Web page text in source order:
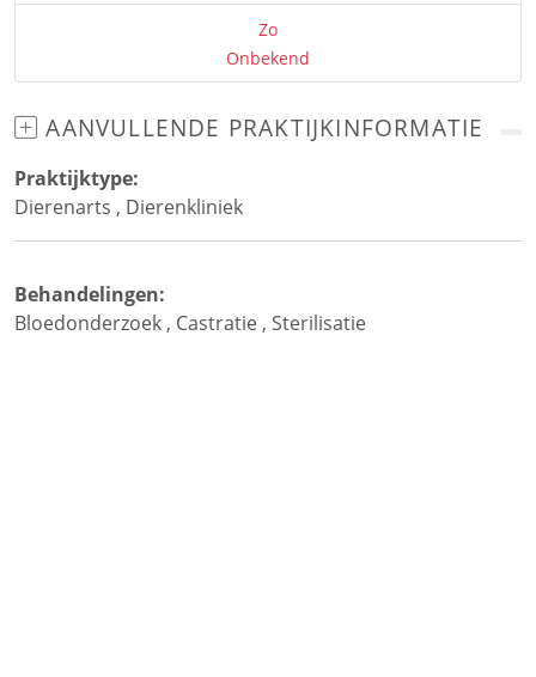
Zo
Onbekend
AANVULLENDE PRAKTIJKINFORMATIE
Praktijktype:
Dierenarts , Dierenkliniek
Behandelingen:
Bloedonderzoek , Castratie , Sterilisatie